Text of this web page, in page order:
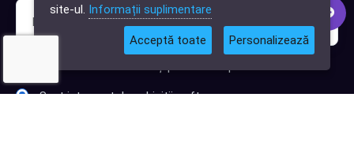
Sunt interesat de achiziții software
site-ul. Informații suplimentare
Acceptă toate Personalizează